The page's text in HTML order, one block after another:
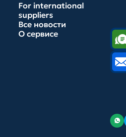
For international
suppliers
Все новости
О сервисе